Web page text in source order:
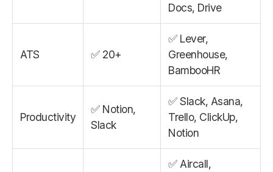
Docs, Drive
ATS ✅ 20+
✅ Lever,
Greenhouse,
BambooHR
Productivity
✅ Notion,
Slack
✅ Slack, Asana,
Trello, ClickUp,
Notion
✅ Aircall,